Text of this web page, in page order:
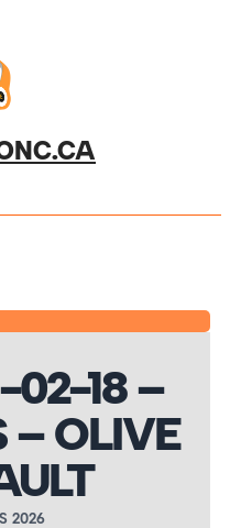
02-18 –
– OLIVE
2026